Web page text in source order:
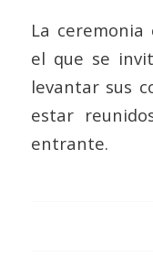
La
el que se
levantar sus
estar
entrante.